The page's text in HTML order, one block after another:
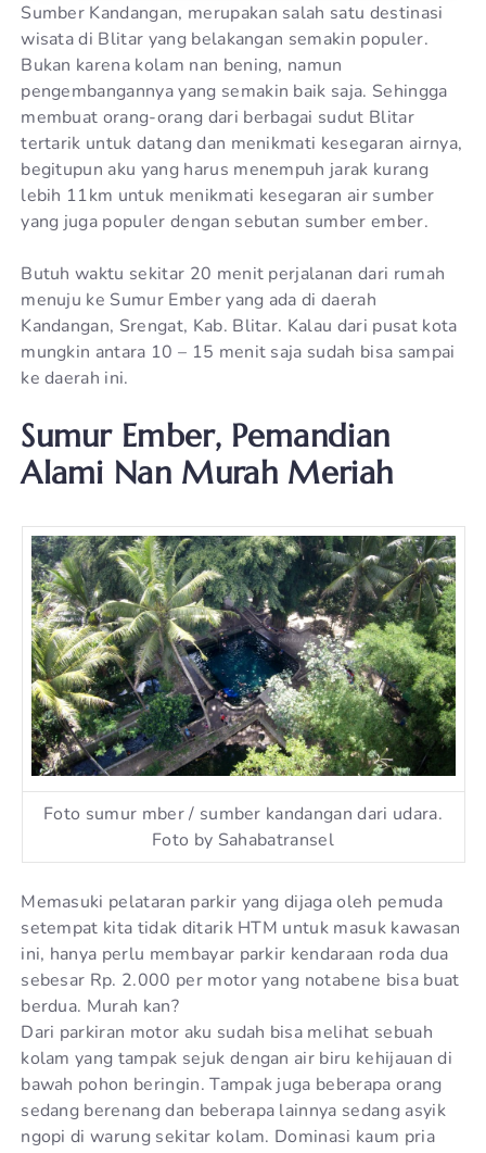
Sumber Kandangan, merupakan salah satu destinasi
wisata di Blitar yang belakangan semakin populer.
Bukan karena kolam nan bening, namun
pengembangannya yang semakin baik saja. Sehingga
membuat orang-orang dari berbagai sudut Blitar
tertarik untuk datang dan menikmati kesegaran airnya,
begitupun aku yang harus menempuh jarak kurang
lebih 11km untuk menikmati kesegaran air sumber
yang juga populer dengan sebutan sumber ember.
Butuh waktu sekitar 20 menit perjalanan dari rumah
menuju ke Sumur Ember yang ada di daerah
Kandangan, Srengat, Kab. Blitar. Kalau dari pusat kota
mungkin antara 10 – 15 menit saja sudah bisa sampai
ke daerah ini.
Sumur Ember, Pemandian
Alami Nan Murah Meriah
Foto sumur mber / sumber kandangan dari udara.
Foto by Sahabatransel
Memasuki pelataran parkir yang dijaga oleh pemuda
setempat kita tidak ditarik HTM untuk masuk kawasan
ini, hanya perlu membayar parkir kendaraan roda dua
sebesar Rp. 2.000 per motor yang notabene bisa buat
berdua. Murah kan?
Dari parkiran motor aku sudah bisa melihat sebuah
kolam yang tampak sejuk dengan air biru kehijauan di
bawah pohon beringin. Tampak juga beberapa orang
sedang berenang dan beberapa lainnya sedang asyik
ngopi di warung sekitar kolam. Dominasi kaum pria